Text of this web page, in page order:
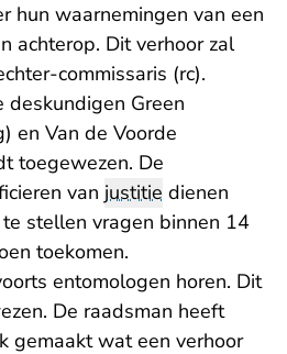
hun waarnemingen van een
achterop. Dit verhoor zal
commissaris (rc).
deskundigen Green
en Van de Voorde
toegewezen. De
van justitie dienen
stellen vragen binnen 14
toekomen.
entomologen horen. Dit
De raadsman heeft
gemaakt wat een verhoor